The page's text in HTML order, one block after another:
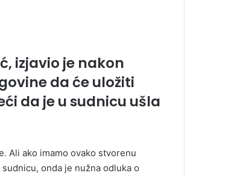
izjavio je nakon
da će uložiti
da je u sudnicu ušla
Ali ako imamo ovako stvorenu
onda je nužna odluka o